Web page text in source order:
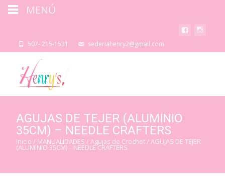
507- 215-1531 sederiahenry2@gmail.com
AGUJAS DE TEJER (ALUMINIO
35CM) – NEEDLE CRAFTERS
Inicio / MANUALIDADES /Agujas de Crochet/ AGUJAS DE TEJER
(ALUMINIO 35CM) – NEEDLE CRAFTERS
MENÚ